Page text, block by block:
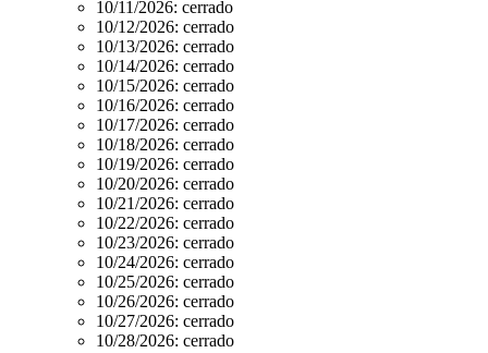
10/11/2026: cerrado
10/12/2026: cerrado
10/13/2026: cerrado
10/14/2026: cerrado
10/15/2026: cerrado
10/16/2026: cerrado
10/17/2026: cerrado
10/18/2026: cerrado
10/19/2026: cerrado
10/20/2026: cerrado
10/21/2026: cerrado
10/22/2026: cerrado
10/23/2026: cerrado
10/24/2026: cerrado
10/25/2026: cerrado
10/26/2026: cerrado
10/27/2026: cerrado
10/28/2026: cerrado